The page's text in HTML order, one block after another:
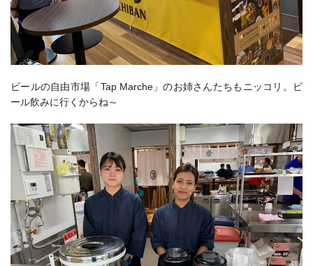
ビールの自由市場「Tap Marche」のお姉さんたちもニッコリ。ビ
ール飲みに行くからね～